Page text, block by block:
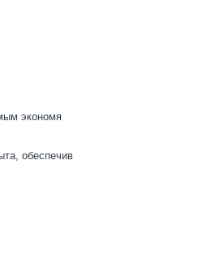
экономя
обеспечив